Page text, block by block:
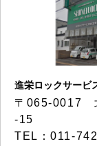
進栄ロックサービ
〒065-0017
-15
TEL：011-